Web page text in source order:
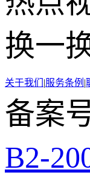
换一
关于我们 |服务条例 |
备案号
B2-